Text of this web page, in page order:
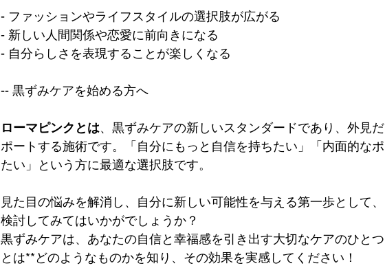
- ファッションやライフスタイルの選択肢が広がる
- 新しい人間関係や恋愛に前向きになる
- 自分らしさを表現することが楽しくなる
-- 黒ずみケアを始める方へ
ローマピンクとは、黒ずみケアの新しいスタンダードであり、外見
ポートする施術です。「自分にもっと自信を持ちたい」「内面的な
たい」という方に最適な選択肢です。
見た目の悩みを解消し、自分に新しい可能性を与える第一歩として
検討してみてはいかがでしょうか？
黒ずみケアは、あなたの自信と幸福感を引き出す大切なケアのひと
とは**どのようなものかを知り、その効果を実感してください！